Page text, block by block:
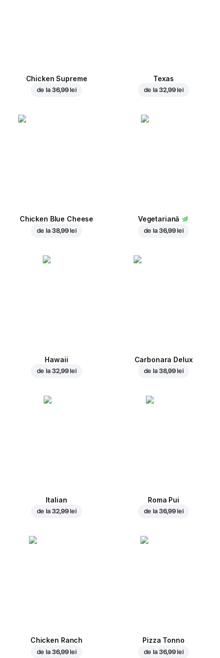
Chicken Supreme
de la 36,99 lei
Texas
de la 32,99 lei
Chicken Blue Cheese
de la 38,99 lei
Vegetariană
de la 36,99 lei
Hawaii
de la 32,99 lei
Carbonara Delux
de la 38,99 lei
Italian
de la 32,99 lei
Roma Pui
de la 36,99 lei
Chicken Ranch
de la 36,99 lei
Pizza Tonno
de la 36,99 lei